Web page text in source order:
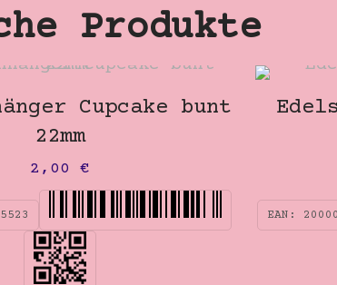
Produkte
Cupcake bunt
22mm
2,00€
EAN: